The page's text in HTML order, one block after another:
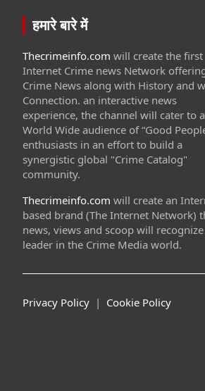
हमारे बारे में
Thecrimeinfo.com will create the first
Internet Crime news Network
Crime News along with History and
Connection. an interactive news
experience, the channel will cater to a
World Wide audience of “Good
enthusiasts in an effort to build a
synergistic global "Crime Catalog"
community.
Thecrimeinfo.com will create an
based brand (The Internet Network)
news, views and scoop will recognize
leader in the Crime Media world.
Privacy Policy | Cookie Policy